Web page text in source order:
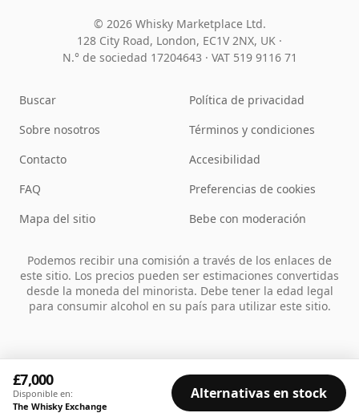
£7,000
Disponible en:
The Whisky Exchange
Alternativas en stock
© 2026 Whisky Marketplace Ltd.
128 City Road, London, EC1V 2NX, UK ·
N.° de sociedad 17204643 · VAT 519 9116 71
Buscar
Sobre nosotros
Contacto
FAQ
Mapa del sitio
Política de privacidad
Términos y condiciones
Accesibilidad
Preferencias de cookies
Bebe con moderación
Podemos recibir una comisión a través de los enlaces de
este sitio. Los precios pueden ser estimaciones convertidas
desde la moneda del minorista. Debe tener la edad legal
para consumir alcohol en su país para utilizar este sitio.